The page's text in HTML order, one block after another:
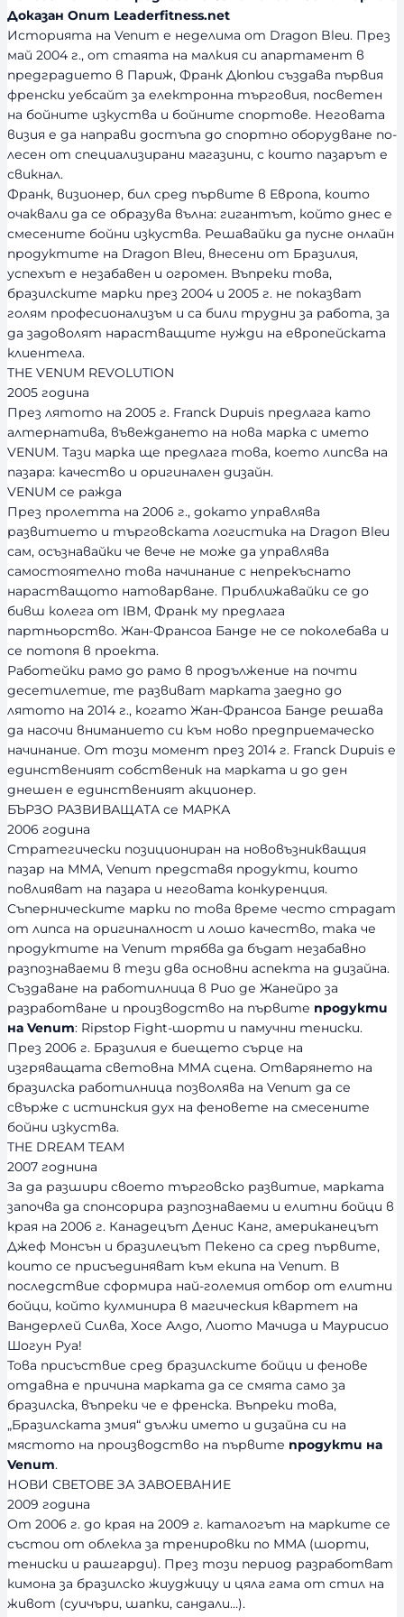
т
Доказан Опит Leaderfitness.net
Историята на Venum е неделима от Dragon Bleu. През
май 2004 г., от стаята на малкия си апартамент в
предградието в Париж, Франк Дюпюи създава първия
френски уебсайт за електронна търговия, посветен
на бойните изкуства и бойните спортове. Неговата
визия е да направи достъпа до спортно оборудване по-
лесен от специализирани магазини, с които пазарът е
свикнал.
Франк, визионер, бил сред първите в Европа, които
очаквали да се образува вълна: гигантът, който днес е
смесените бойни изкуства. Решавайки да пусне онлайн
продуктите на Dragon Bleu, внесени от Бразилия,
успехът е незабавен и огромен. Въпреки това,
бразилските марки през 2004 и 2005 г. не показват
голям професионализъм и са били трудни за работа, за
да задоволят нарастващите нужди на европейската
клиентела.
THE VENUM REVOLUTION
2005 година
През лятото на 2005 г. Franck Dupuis предлага като
алтернатива, въвеждането на нова марка с името
VENUM. Тази марка ще предлага това, което липсва на
пазара: качество и оригинален дизайн.
VENUM се ражда
През пролетта на 2006 г., докато управлява
развитието и търговската логистика на Dragon Bleu
сам, осъзнавайки че вече не може да управлява
самостоятелно това начинание с непрекъснато
нарастващото натоварване. Приближавайки се до
бивш колега от IBM, Франк му предлага
партньорство. Жан-Франсоа Банде не се поколебава и
се потопя в проекта.
Работейки рамо до рамо в продължение на почти
десетилетие, те развиват марката заедно до
лятото на 2014 г., когато Жан-Франсоа Банде решава
да насочи вниманието си към ново предприемаческо
начинание. От този момент през 2014 г. Franck Dupuis е
единственият собственик на марката и до ден
днешен е единственият акционер.
БЪРЗО РАЗВИВАЩАТА се МАРКА
2006 година
Стратегически позициониран на нововъзникващия
пазар на ММА, Venum представя продукти, които
повлияват на пазара и неговата конкуренция.
Съперническите марки по това време често страдат
от липса на оригиналност и лошо качество, така че
продуктите на Venum трябва да бъдат незабавно
разпознаваеми в тези два основни аспекта на дизайна.
Създаване на работилница в Рио де Жанейро за
разработване и производство на първите продукти
на Venum: Ripstop Fight-шорти и памучни тениски.
През 2006 г. Бразилия е биещето сърце на
изгряващата световна ММА сцена. Отварянето на
бразилска работилница позволява на Venum да се
свърже с истинския дух на феновете на смесените
бойни изкуства.
THE DREAM TEAM
2007 годнина
За да разшири своето търговско развитие, марката
започва да спонсорира разпознаваеми и елитни бойци в
края на 2006 г. Канадецът Денис Канг, американецът
Джеф Монсън и бразилецът Пекено са сред първите,
които се присъединяват към екипа на Venum. В
последствие сформира най-големия отбор от елитни
бойци, който кулминира в магическия квартет на
Вандерлей Силва, Хосе Алдо, Лиото Мачида и Маурисио
Шогун Руа!
Това присъствие сред бразилските бойци и фенове
отдавна е причина марката да се смята само за
бразилска, въпреки че е френска. Въпреки това,
„Бразилската змия“ дължи името и дизайна си на
мястото на производство на първите продукти на
Venum.
НОВИ СВЕТОВЕ ЗА ЗАВОЕВАНИЕ
2009 година
От 2006 г. до края на 2009 г. каталогът на марките се
състои от облекла за тренировки по ММА (шорти,
тениски и рашгарди). През този период разработват
кимона за бразилско жиуджицу и цяла гама от стил на
живот (суичъри, шапки, сандали…).